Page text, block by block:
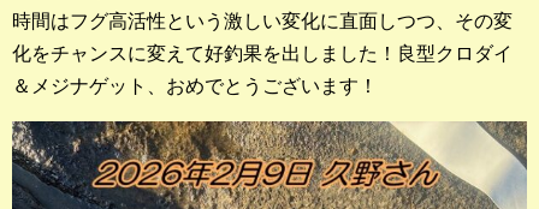
時間はフグ高活性という激しい変化に直面しつつ、その変
化をチャンスに変えて好釣果を出しました！良型クロダイ
＆メジナゲット、おめでとうございます！
お問い合わせ